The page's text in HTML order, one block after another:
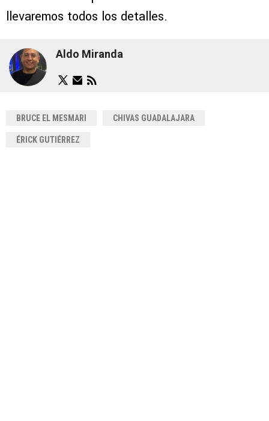
llevaremos todos los detalles.
Aldo Miranda
BRUCE EL MESMARI CHIVAS GUADALAJARA
ÉRICK GUTIÉRREZ